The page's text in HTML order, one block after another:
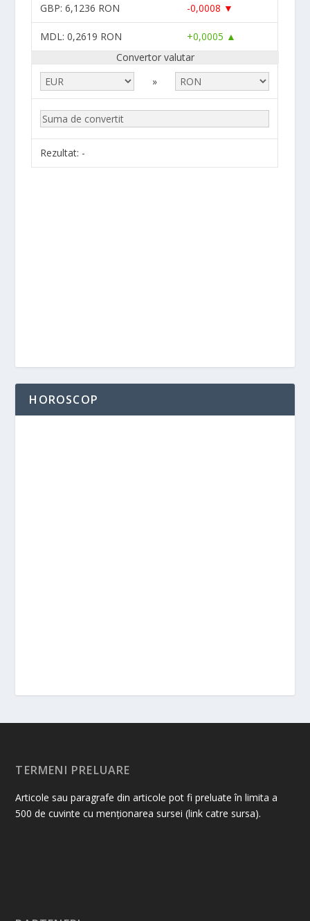
GBP: 6,1236 RON -0,0008 ▼
MDL: 0,2619 RON
+0,0005 ▲
Convertor valutar
»
Rezultat: -
HOROSCOP
TERMENI PRELUARE
Articole sau paragrafe din articole pot fi preluate în limita a
500 de cuvinte cu menționarea sursei (link catre sursa).